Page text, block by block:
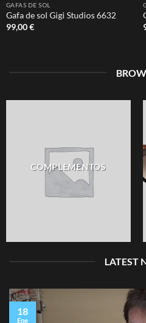
GAFAS DE SOL
Gafa de sol Gigi Studios 6632
99,00€
COMPLEMENTOS
LATEST
18
Ene